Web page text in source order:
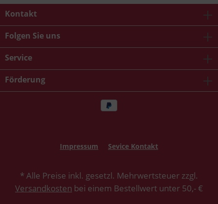
Kontakt
Folgen Sie uns
Service
Förderung
Impressum Sevice Kontakt
* Alle Preise inkl. gesetzl. Mehrwertsteuer zzgl.
Versandkosten bei einem Bestellwert unter 50,- €